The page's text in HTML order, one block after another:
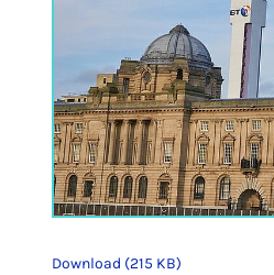
Download (215 KB)